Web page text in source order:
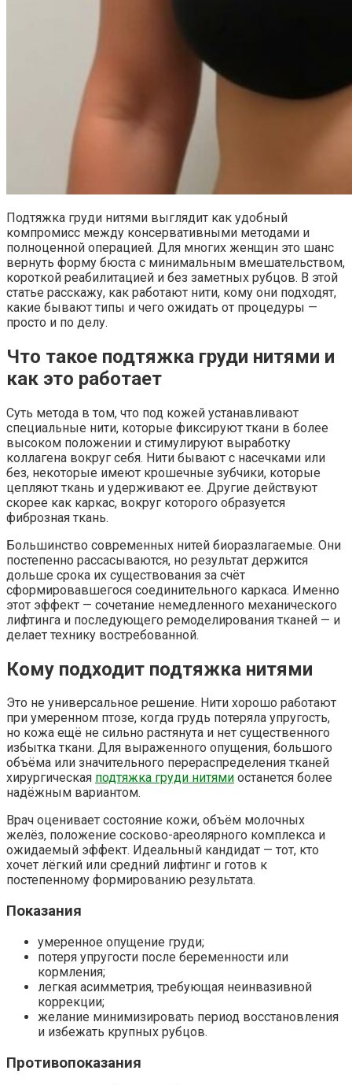
Подтяжка груди нитями выглядит как удобный
компромисс между консервативными методами и
полноценной операцией. Для многих женщин это шанс
вернуть форму бюста с минимальным вмешательством,
короткой реабилитацией и без заметных рубцов. В этой
статье расскажу, как работают нити, кому они подходят,
какие бывают типы и чего ожидать от процедуры —
просто и по делу.
Что такое подтяжка груди нитями и
как это работает
Суть метода в том, что под кожей устанавливают
специальные нити, которые фиксируют ткани в более
высоком положении и стимулируют выработку
коллагена вокруг себя. Нити бывают с насечками или
без, некоторые имеют крошечные зубчики, которые
цепляют ткань и удерживают ее. Другие действуют
скорее как каркас, вокруг которого образуется
фиброзная ткань.
Большинство современных нитей биоразлагаемые. Они
постепенно рассасываются, но результат держится
дольше срока их существования за счёт
сформировавшегося соединительного каркаса. Именно
этот эффект — сочетание немедленного механического
лифтинга и последующего ремоделирования тканей — и
делает технику востребованной.
Кому подходит подтяжка нитями
Это не универсальное решение. Нити хорошо работают
при умеренном птозе, когда грудь потеряла упругость,
но кожа ещё не сильно растянута и нет существенного
избытка ткани. Для выраженного опущения, большого
объёма или значительного перераспределения тканей
хирургическая подтяжка груди нитями останется более
надёжным вариантом.
Врач оценивает состояние кожи, объём молочных
желёз, положение сосково-ареолярного комплекса и
ожидаемый эффект. Идеальный кандидат — тот, кто
хочет лёгкий или средний лифтинг и готов к
постепенному формированию результата.
Показания
умеренное опущение груди;
потеря упругости после беременности или
кормления;
легкая асимметрия, требующая неинвазивной
коррекции;
желание минимизировать период восстановления
и избежать крупных рубцов.
Противопоказания